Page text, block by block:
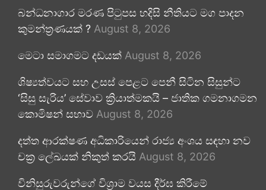
බන්ධනාගාර මරණ පිටුපස හදිසි නීතියට මග පාදන
කුමන්ත්‍රණයක් ? August 8, 2026
මෙටා සමාගමට දඩයක් August 8, 2026
ශිෂ්‍යත්වයට සහ උසස් පෙළට පෙනී සිටින සිසුන්ට
‘සිසු සැරිය’ සේවාව ක්‍රියාත්මකයි – ජාතික ගමනාගමන
කොමිෂන් සභාව August 8, 2026
දත්ත ආරක්ෂණ අධිකාරියෙන් රාජ්‍ය අංශය සඳහා නව
චක්‍ර ලේඛයක් නිකුත් කරයි August 8, 2026
විනිසුරුවරුන්ගේ විශ්‍රාම වයස දීර්ඝ කිරීමේ